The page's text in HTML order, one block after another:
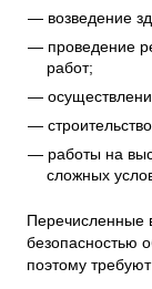
возведение
проведение
работ;
работы на
сложных
Перечисленные
безопасностью
поэтому